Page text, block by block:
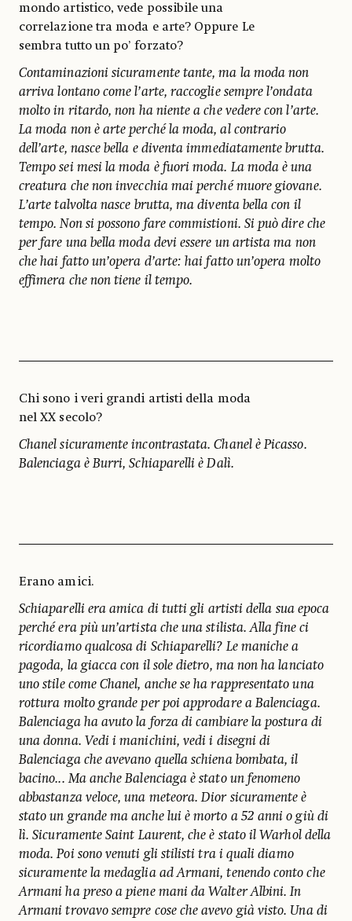
mondo artistico, vede possibile una
correlazione tra moda e arte? Oppure Le
sembra tutto un po’ forzato?
Contaminazioni sicuramente tante, ma la moda non
arriva lontano come l’arte, raccoglie sempre l’ondata
molto in ritardo, non ha niente a che vedere con l’arte.
La moda non è arte perché la moda, al contrario
dell’arte, nasce bella e diventa immediatamente brutta.
Tempo sei mesi la moda è fuori moda. La moda è una
creatura che non invecchia mai perché muore giovane.
L’arte talvolta nasce brutta, ma diventa bella con il
tempo. Non si possono fare commistioni. Si può dire che
per fare una bella moda devi essere un artista ma non
che hai fatto un’opera d’arte: hai fatto un’opera molto
effimera che non tiene il tempo.
Chi sono i veri grandi artisti della moda
nel XX secolo?
Chanel sicuramente incontrastata. Chanel è Picasso.
Balenciaga è Burri, Schiaparelli è Dalì.
Erano amici.
Schiaparelli era amica di tutti gli artisti della sua epoca
perché era più un’artista che una stilista. Alla fine ci
ricordiamo qualcosa di Schiaparelli? Le maniche a
pagoda, la giacca con il sole dietro, ma non ha lanciato
uno stile come Chanel, anche se ha rappresentato una
rottura molto grande per poi approdare a Balenciaga.
Balenciaga ha avuto la forza di cambiare la postura di
una donna. Vedi i manichini, vedi i disegni di
Balenciaga che avevano quella schiena bombata, il
bacino... Ma anche Balenciaga è stato un fenomeno
abbastanza veloce, una meteora. Dior sicuramente è
stato un grande ma anche lui è morto a 52 anni o giù di
lì. Sicuramente Saint Laurent, che è stato il Warhol della
moda. Poi sono venuti gli stilisti tra i quali diamo
sicuramente la medaglia ad Armani, tenendo conto che
Armani ha preso a piene mani da Walter Albini. In
Armani trovavo sempre cose che avevo già visto. Una di